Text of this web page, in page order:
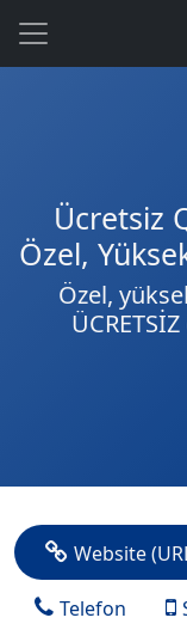
Ücretsiz
Özel,
Özel,
Website
Telefon